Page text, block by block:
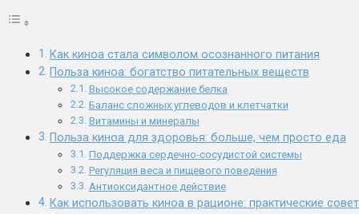
Как киноа стала символом осознанного питания
Польза киноа: богатство питательных веществ
Высокое содержание белка
Баланс сложных углеводов и клетчатки
Витамины и минералы
Польза киноа для здоровья: больше, чем просто еда
Поддержка сердечно-сосудистой системы
Регуляция веса и пищевого поведения
Антиоксидантное действие
Как использовать киноа в рационе: практические